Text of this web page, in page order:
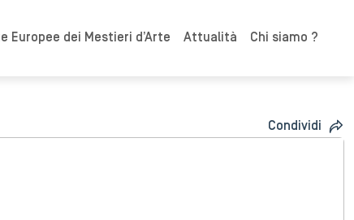
Europee dei Mestieri d’Arte Attualità Chi siamo ?
Condividi